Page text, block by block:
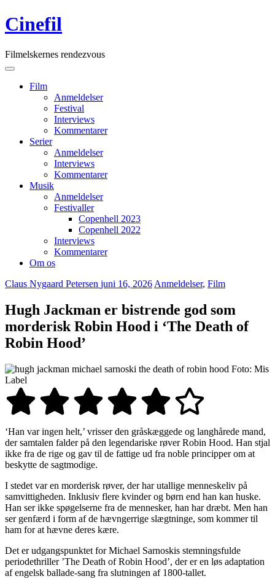
Skip
to
Cinefil
Filmelskernes rendezvous
Menu
Film
Anmeldelser
Festival
Interviews
Kommentarer
Serier
Anmeldelser
Interviews
Kommentarer
Musik
Anmeldelser
Festivaller
Copenhell 2023
Copenhell 2022
Interviews
Kommentarer
Om os
Claus Nygaard Petersen juni 16, 2026 Anmeldelser, Film
Hugh Jackman er bistrende god som
morderisk Robin Hood i ‘The Death of
Robin Hood’
Foto: Mis
Label
‘Han var ingen helt,’ vrisser den gråskæggede og langhårede mand,
der samtalen falder på den legendariske røver Robin Hood. Han stjal
ikke fra de rige og gav til de fattige ud fra noble principper om at
beskytte de sagtmodige.
I stedet var en morderisk røver, der har utallige menneskeliv på
samvittigheden. Inklusiv flere kvinder og børn end han kan huske.
Han ser ikke spøgelserne fra de mennesker, han har dræbt. Men han
ser genfærd i form af de hævngerrige slægtninge, som kommer til
ham for at hævne deres kære.
Det er udgangspunktet for Michael Sarnoskis stemningsfulde
periodethriller ’The Death of Robin Hood’, der er en løs adaptation
af engelsk ballade-sang fra slutningen af 1800-tallet.